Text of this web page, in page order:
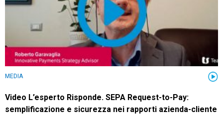
MEDIA
Video L’esperto Risponde. SEPA Request-to-Pay:
semplificazione e sicurezza nei rapporti azienda-cliente